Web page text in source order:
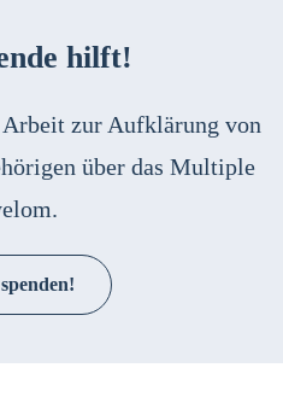
hilft!
zur Aufklärung von
über das Multiple